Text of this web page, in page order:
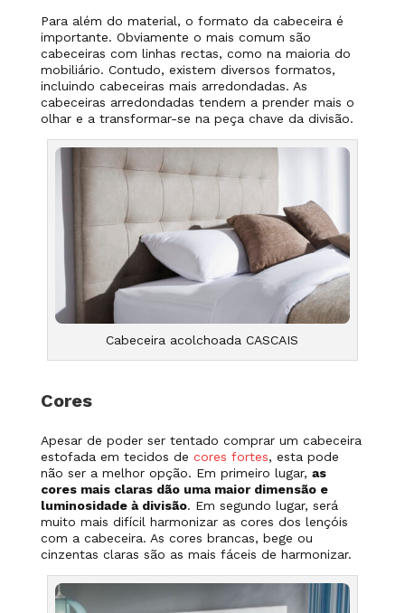
Para além do material, o formato da cabeceira é
importante. Obviamente o mais comum são
cabeceiras com linhas rectas, como na maioria do
mobiliário. Contudo, existem diversos formatos,
incluindo cabeceiras mais arredondadas. As
cabeceiras arredondadas tendem a prender mais o
olhar e a transformar-se na peça chave da divisão.
Cabeceira acolchoada CASCAIS
Cores
Apesar de poder ser tentado comprar um cabeceira
estofada em tecidos de cores fortes, esta pode
não ser a melhor opção. Em primeiro lugar, as
cores mais claras dão uma maior dimensão e
luminosidade à divisão. Em segundo lugar, será
muito mais difícil harmonizar as cores dos lençóis
com a cabeceira. As cores brancas, bege ou
cinzentas claras são as mais fáceis de harmonizar.